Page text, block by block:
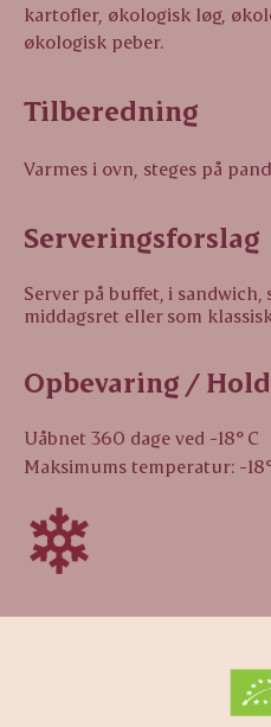
kartofler, økologisk løg,
økologisk peber.
Tilberedning
Varmes i ovn, steges på
Serveringsforslag
Server på buffet, i sandwich,
middagsret eller som
Opbevaring /
Uåbnet 360 dage ved -18° C
Maksimums temperatur: -